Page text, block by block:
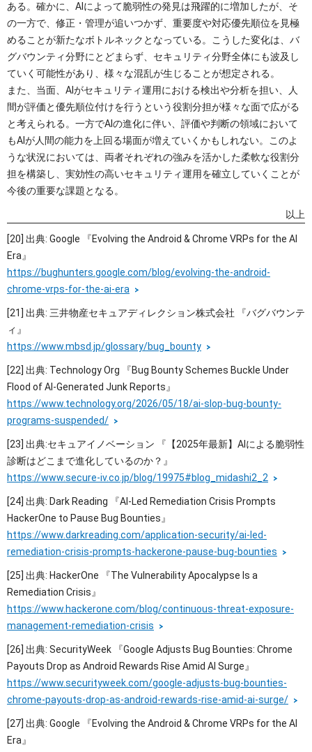
ある。確かに、AIによって脆弱性の発見は飛躍的に増加したが、そ
の一方で、修正・管理が追いつかず、重要度や対応優先順位を見極
めることが新たなボトルネックとなっている。こうした変化は、バ
グバウンティ分野にとどまらず、セキュリティ分野全体にも波及し
ていく可能性があり、様々な混乱が生じることが想定される。
また、当面、AIがセキュリティ運用における検出や分析を担い、人
間が評価と優先順位付けを行うという役割分担が様々な面で広がる
と考えられる。一方でAIの進化に伴い、評価や判断の領域において
もAIが人間の能力を上回る場面が増えていくかもしれない。このよ
うな状況においては、両者それぞれの強みを活かした柔軟な役割分
担を構築し、実効性の高いセキュリティ運用を確立していくことが
今後の重要な課題となる。
以上
[20] 出典: Google 『Evolving the Android & Chrome VRPs for the AI
Era』
https://bughunters.google.com/blog/evolving-the-android-
chrome-vrps-for-the-ai-era
[21] 出典: 三井物産セキュアディレクション株式会社 『バグバウンテ
ィ』
https://www.mbsd.jp/glossary/bug_bounty
[22] 出典: Technology Org 『Bug Bounty Schemes Buckle Under
Flood of AI-Generated Junk Reports』
https://www.technology.org/2026/05/18/ai-slop-bug-bounty-
programs-suspended/
[23] 出典:セキュアイノベーション 『【2025年最新】AIによる脆弱性
診断はどこまで進化しているのか？』
https://www.secure-iv.co.jp/blog/19975#blog_midashi2_2
[24] 出典: Dark Reading 『AI-Led Remediation Crisis Prompts
HackerOne to Pause Bug Bounties』
https://www.darkreading.com/application-security/ai-led-
remediation-crisis-prompts-hackerone-pause-bug-bounties
[25] 出典: HackerOne 『The Vulnerability Apocalypse Is a
Remediation Crisis』
https://www.hackerone.com/blog/continuous-threat-exposure-
management-remediation-crisis
[26] 出典: SecurityWeek 『Google Adjusts Bug Bounties: Chrome
Payouts Drop as Android Rewards Rise Amid AI Surge』
https://www.securityweek.com/google-adjusts-bug-bounties-
chrome-payouts-drop-as-android-rewards-rise-amid-ai-surge/
[27] 出典: Google 『Evolving the Android & Chrome VRPs for the AI
Era』